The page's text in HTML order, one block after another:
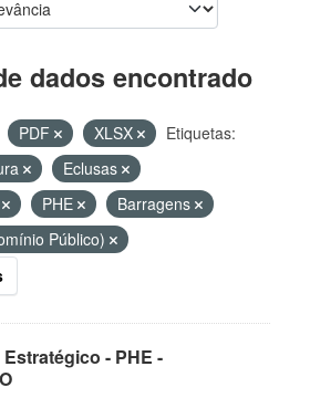
dados encontrado
PDF XLSX
Etiquetas:
Eclusas
PHE
Barragens
Público)
- PHE -